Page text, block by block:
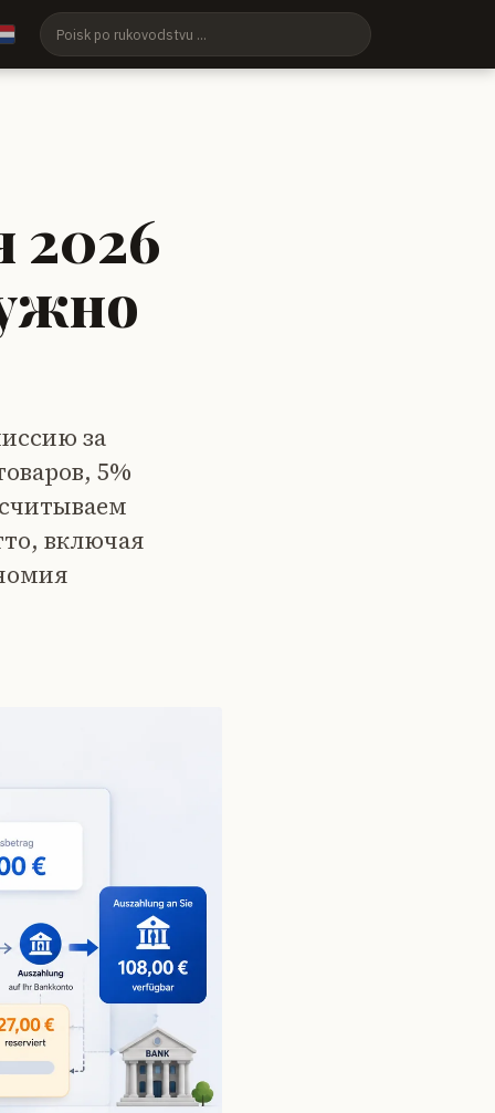
2026
за
5%
включая